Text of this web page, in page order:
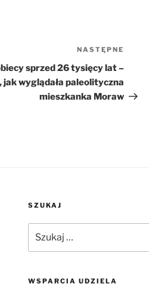
wpis
NASTĘPNE
sprzed 26 tysięcy lat –
jak wyglądała paleolityczna
mieszkanka Moraw
SZUKAJ
WSPARCIA UDZIELA